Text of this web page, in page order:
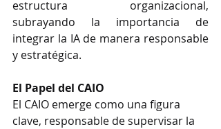
estructura organizacional,
subrayando la importancia de
integrar la IA de manera responsable
y estratégica.
El Papel del CAIO
El CAIO emerge como una figura
clave, responsable de supervisar la